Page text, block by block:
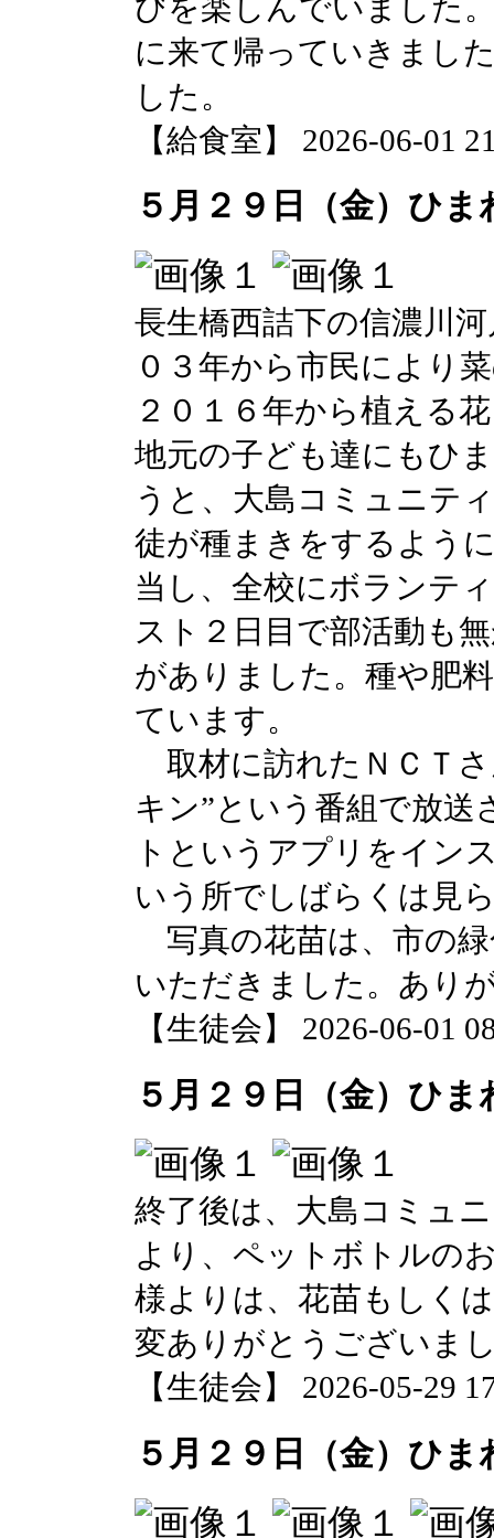
びを楽しんでいました
に来て帰っていきまし
した。
【給食室】 2026-06-01
５月２９日（金）ひ
長生橋西詰下の信濃川
０３年から市民により
２０１６年から植える
地元の子ども達にもひ
うと、大島コミュニテ
徒が種まきをするよう
当し、全校にボランテ
スト２日目で部活動も
がありました。種や肥
ています。
取材に訪れたＮＣＴ
キン”という番組で放送
トというアプリをイン
いう所でしばらくは見
写真の花苗は、市の
いただきました。あり
【生徒会】 2026-06-01
５月２９日（金）ひ
終了後は、大島コミュ
より、ペットボトルの
様よりは、花苗もしく
変ありがとうございま
【生徒会】 2026-05-29
５月２９日（金）ひ